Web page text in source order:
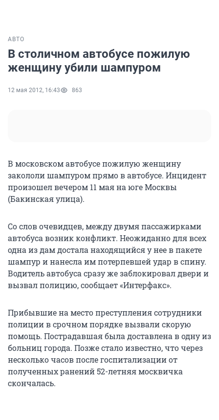
АВТО
В столичном автобусе пожилую
женщину убили шампуром
12 мая 2012, 16:43 863
В московском автобусе пожилую женщину
закололи шампуром прямо в автобусе. Инцидент
произошел вечером 11 мая на юге Москвы
(Бакинская улица).
Со слов очевидцев, между двумя пассажирками
автобуса возник конфликт. Неожиданно для всех
одна из дам достала находящийся у нее в пакете
шампур и нанесла им потерпевшей удар в спину.
Водитель автобуса сразу же заблокировал двери и
вызвал полицию, сообщает «Интерфакс».
Прибывшие на место преступления сотрудники
полиции в срочном порядке вызвали скорую
помощь. Пострадавшая была доставлена в одну из
больниц города. Позже стало известно, что через
несколько часов после госпитализации от
полученных ранений 52-летняя москвичка
скончалась.